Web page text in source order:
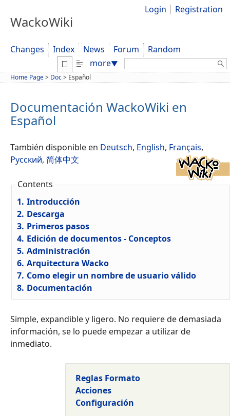
WackoWiki
Login Registration
Changes Index News Forum
Random
more▼ Search:
Home Page> Doc> Español
Documentación WackoWiki en
Español
También disponible en Deutsch, English, Français,
Русский, 简体中文
Contents
1. Introducción
2. Descarga
3. Primeros pasos
4. Edición de documentos - Conceptos
5. Administración
6. Arquitectura Wacko
7. Como elegir un nombre de usuario válido
8. Documentación
Simple, expandible y ligero. No requiere de demasiada
información, se lo puede empezar a utilizar de
inmediato.
Reglas Formato
Acciones
Configuración